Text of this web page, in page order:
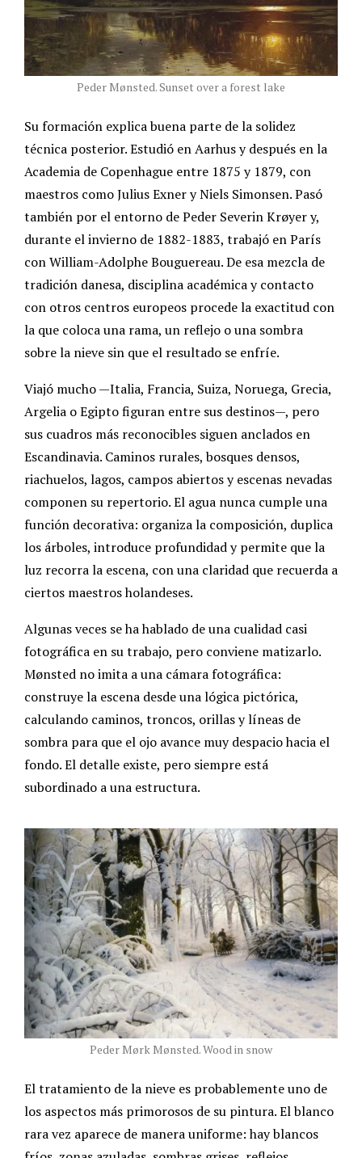
Peder Mønsted. Sunset over a forest lake
Su formación explica buena parte de la solidez
técnica posterior. Estudió en Aarhus y después en la
Academia de Copenhague entre 1875 y 1879, con
maestros como Julius Exner y Niels Simonsen. Pasó
también por el entorno de Peder Severin Krøyer y,
durante el invierno de 1882-1883, trabajó en París
con William-Adolphe Bouguereau. De esa mezcla de
tradición danesa, disciplina académica y contacto
con otros centros europeos procede la exactitud con
la que coloca una rama, un reflejo o una sombra
sobre la nieve sin que el resultado se enfríe.
Viajó mucho —Italia, Francia, Suiza, Noruega, Grecia,
Argelia o Egipto figuran entre sus destinos—, pero
sus cuadros más reconocibles siguen anclados en
Escandinavia. Caminos rurales, bosques densos,
riachuelos, lagos, campos abiertos y escenas nevadas
componen su repertorio. El agua nunca cumple una
función decorativa: organiza la composición, duplica
los árboles, introduce profundidad y permite que la
luz recorra la escena, con una claridad que recuerda a
ciertos maestros holandeses.
Algunas veces se ha hablado de una cualidad casi
fotográfica en su trabajo, pero conviene matizarlo.
Mønsted no imita a una cámara fotográfica:
construye la escena desde una lógica pictórica,
calculando caminos, troncos, orillas y líneas de
sombra para que el ojo avance muy despacio hacia el
fondo. El detalle existe, pero siempre está
subordinado a una estructura.
Peder Mørk Mønsted. Wood in snow
El tratamiento de la nieve es probablemente uno de
los aspectos más primorosos de su pintura. El blanco
rara vez aparece de manera uniforme: hay blancos